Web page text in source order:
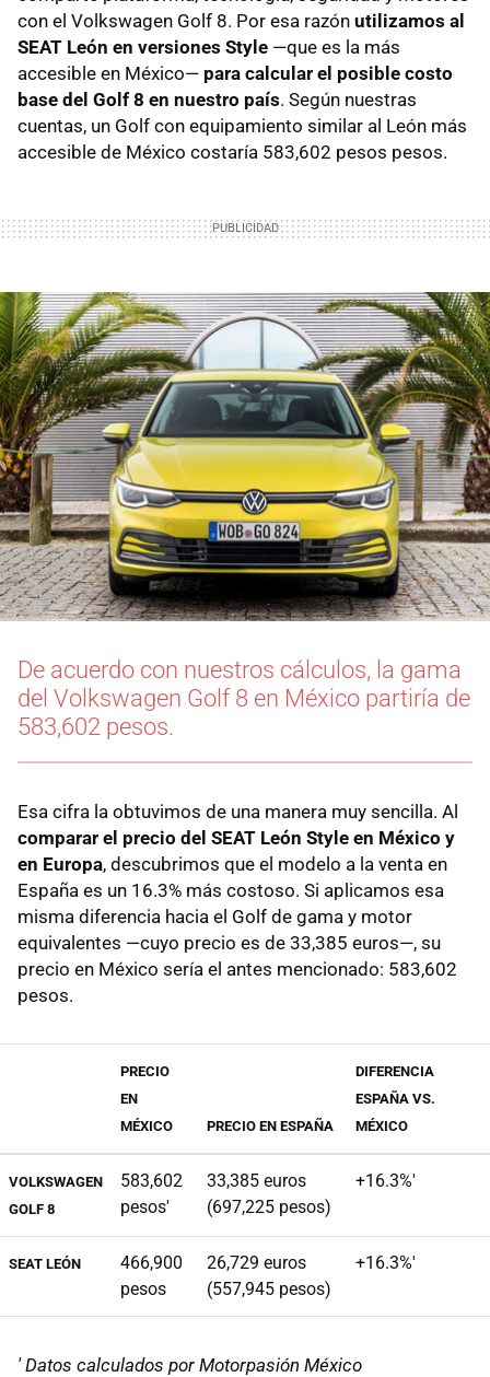
con el Volkswagen Golf 8. Por esa razón utilizamos al
SEAT León en versiones Style —que es la más
accesible en México— para calcular el posible costo
base del Golf 8 en nuestro país. Según nuestras
cuentas, un Golf con equipamiento similar al León más
accesible de México costaría 583,602 pesos pesos.
De acuerdo con nuestros cálculos, la gama
del Volkswagen Golf 8 en México partiría de
583,602 pesos.
Esa cifra la obtuvimos de una manera muy sencilla. Al
comparar el precio del SEAT León Style en México y
en Europa, descubrimos que el modelo a la venta en
España es un 16.3% más costoso. Si aplicamos esa
misma diferencia hacia el Golf de gama y motor
equivalentes —cuyo precio es de 33,385 euros—, su
precio en México sería el antes mencionado: 583,602
pesos.
PRECIO
EN
MÉXICO
PRECIO EN ESPAÑA
DIFERENCIA
ESPAÑA VS.
MÉXICO
VOLKSWAGEN
GOLF 8
583,602
pesos'
33,385 euros
(697,225 pesos)
+16.3%'
SEAT LEÓN
466,900
pesos
26,729 euros
(557,945 pesos)
+16.3%'
' Datos calculados por Motorpasión México